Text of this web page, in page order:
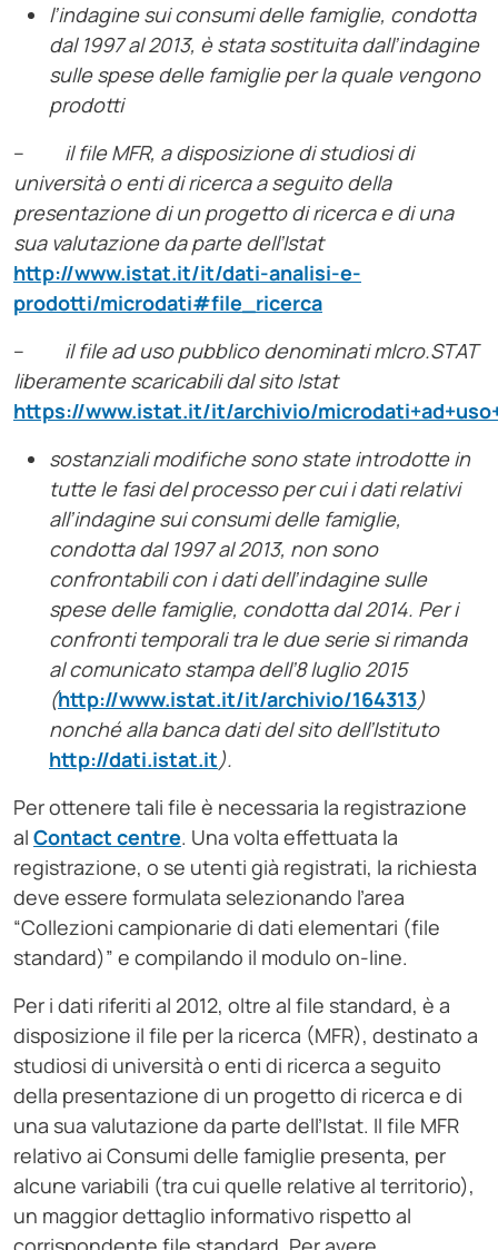
l’indagine sui consumi delle famiglie, condotta
dal 1997 al 2013, è stata sostituita dall’indagine
sulle spese delle famiglie per la quale vengono
prodotti
– il file MFR, a disposizione di studiosi di
università o enti di ricerca a seguito della
presentazione di un progetto di ricerca e di una
sua valutazione da parte dell’Istat
http://www.istat.it/it/dati-analisi-e-
prodotti/microdati#file_ricerca
– il file ad uso pubblico denominati mIcro.STAT
liberamente scaricabili dal sito Istat
https://www.istat.it/it/archivio/
sostanziali modifiche sono state introdotte in
tutte le fasi del processo per cui i dati relativi
all’indagine sui consumi delle famiglie,
condotta dal 1997 al 2013, non sono
confrontabili con i dati dell’indagine sulle
spese delle famiglie, condotta dal 2014. Per i
confronti temporali tra le due serie si rimanda
al comunicato stampa dell’8 luglio 2015
(http://www.istat.it/it/archivio/164313)
nonché alla banca dati del sito dell’Istituto
http://dati.istat.it).
Per ottenere tali file è necessaria la registrazione
al Contact centre. Una volta effettuata la
registrazione, o se utenti già registrati, la richiesta
deve essere formulata selezionando l’area
“Collezioni campionarie di dati elementari (file
standard)” e compilando il modulo on-line.
Per i dati riferiti al 2012, oltre al file standard, è a
disposizione il file per la ricerca (MFR), destinato a
studiosi di università o enti di ricerca a seguito
della presentazione di un progetto di ricerca e di
una sua valutazione da parte dell’Istat. Il file MFR
relativo ai Consumi delle famiglie presenta, per
alcune variabili (tra cui quelle relative al territorio),
un maggior dettaglio informativo rispetto al